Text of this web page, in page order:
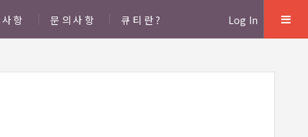
항 문의사항 큐티란? Log In